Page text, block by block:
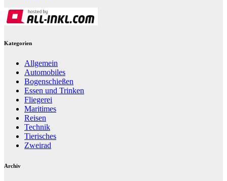
Kategorien
Allgemein
Automobiles
Bogenschießen
Essen und Trinken
Fliegerei
Maritimes
Reisen
Technik
Tierisches
Zweirad
Archiv